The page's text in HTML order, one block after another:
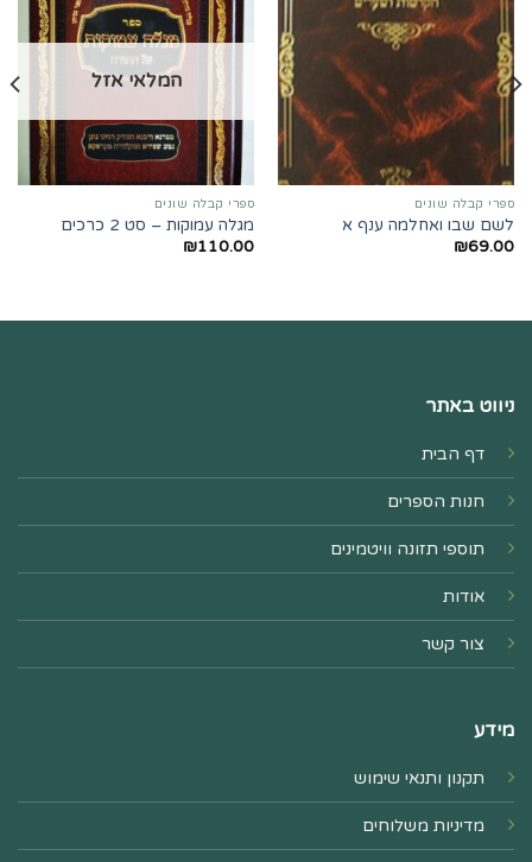
ספרי קבלה שונים
לשם שבו ואחלמה ענף א
₪69.00
המלאי אזל
ספרי קבלה שונים
מגלה עמוקות – סט 2 כרכים
₪110.00
ניווט באתר
דף הבית
חנות הספרים
תוספי תזונה וויטמינים
אודות
צור קשר
מידע
תקנון ותנאי שימוש
מדיניות משלוחים